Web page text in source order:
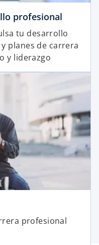
profesional
tu desarrollo
planes de carrera
y liderazgo
profesional